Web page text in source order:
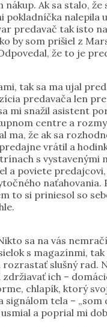
Ak sa stalo,
nalepila
predavač tak isto
by som prišiel z
že to je
tak sa ma ujal
predavača len
mi snažil asistent
centre a
ma, že ak sa
vrátil a
s vystavenými
a poviete
to si priniesol so
sa na vás
s magazínmi,
slušný rad.
ich –
chlapík, ktorý
tela – „som
a poprial mi